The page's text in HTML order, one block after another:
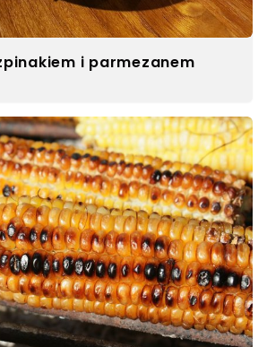
i parmezanem